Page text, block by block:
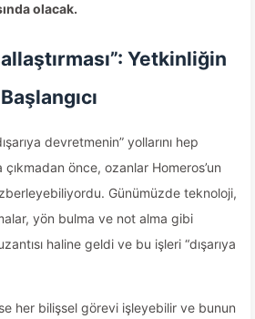
olacak.
Yetkinliğin
devretmenin” yollarını hep
önce, ozanlar Homeros’un
Günümüzde teknoloji,
yön bulma ve not alma gibi
haline geldi ve bu işleri “dışarıya
her bilişsel görevi işleyebilir ve bunun